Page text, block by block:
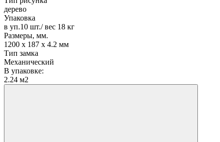
дерево
Упаковка
в уп.10 шт./ вес 18 кг
Размеры, мм.
1200 х 187 х 4.2 мм
Тип замка
Механический
В упаковке:
2.24 м2